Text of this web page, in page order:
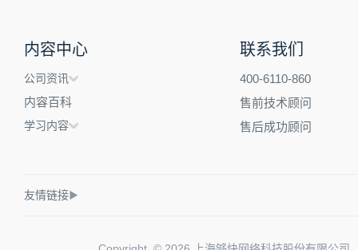
内容中心
公司资讯
内容百科
学习内容
联系我们
400-6110-860
售前技术顾问
售后成功顾问
友情链接▶